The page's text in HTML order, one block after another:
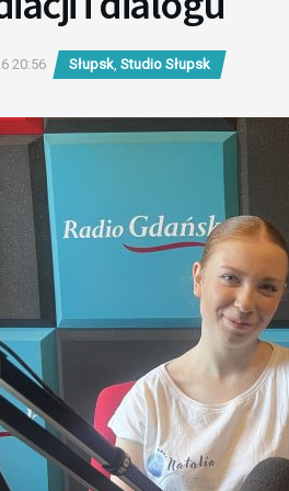
20:56 Słupsk Studio Słupsk